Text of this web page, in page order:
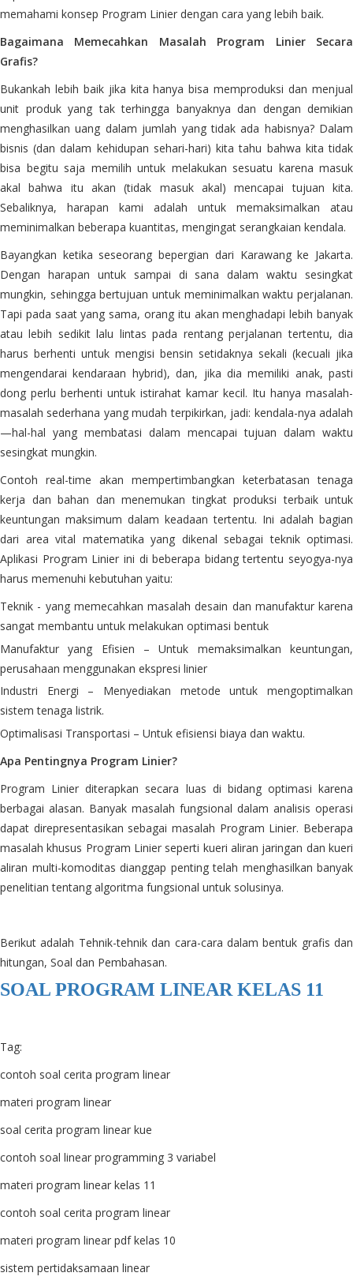
memahami konsep Program Linier dengan cara yang lebih baik.
Bagaimana Memecahkan Masalah Program Linier Secara
Grafis?
Bukankah lebih baik jika kita hanya bisa memproduksi dan menjual
unit produk yang tak terhingga banyaknya dan dengan demikian
menghasilkan uang dalam jumlah yang tidak ada habisnya? Dalam
bisnis (dan dalam kehidupan sehari-hari) kita tahu bahwa kita tidak
bisa begitu saja memilih untuk melakukan sesuatu karena masuk
akal bahwa itu akan (tidak masuk akal) mencapai tujuan kita.
Sebaliknya, harapan kami adalah untuk memaksimalkan atau
meminimalkan beberapa kuantitas, mengingat serangkaian kendala.
Bayangkan ketika seseorang bepergian dari Karawang ke Jakarta.
Dengan harapan untuk sampai di sana dalam waktu sesingkat
mungkin, sehingga bertujuan untuk meminimalkan waktu perjalanan.
Tapi pada saat yang sama, orang itu akan menghadapi lebih banyak
atau lebih sedikit lalu lintas pada rentang perjalanan tertentu, dia
harus berhenti untuk mengisi bensin setidaknya sekali (kecuali jika
mengendarai kendaraan hybrid), dan, jika dia memiliki anak, pasti
dong perlu berhenti untuk istirahat kamar kecil. Itu hanya masalah-
masalah sederhana yang mudah terpikirkan, jadi: kendala-nya adalah
—hal-hal yang membatasi dalam mencapai tujuan dalam waktu
sesingkat mungkin.
Contoh real-time akan mempertimbangkan keterbatasan tenaga
kerja dan bahan dan menemukan tingkat produksi terbaik untuk
keuntungan maksimum dalam keadaan tertentu. Ini adalah bagian
dari area vital matematika yang dikenal sebagai teknik optimasi.
Aplikasi Program Linier ini di beberapa bidang tertentu seyogya-nya
harus memenuhi kebutuhan yaitu:
Teknik - yang memecahkan masalah desain dan manufaktur karena
sangat membantu untuk melakukan optimasi bentuk
Manufaktur yang Efisien – Untuk memaksimalkan keuntungan,
perusahaan menggunakan ekspresi linier
Industri Energi – Menyediakan metode untuk mengoptimalkan
sistem tenaga listrik.
Optimalisasi Transportasi – Untuk efisiensi biaya dan waktu.
Apa Pentingnya Program Linier?
Program Linier diterapkan secara luas di bidang optimasi karena
berbagai alasan. Banyak masalah fungsional dalam analisis operasi
dapat direpresentasikan sebagai masalah Program Linier. Beberapa
masalah khusus Program Linier seperti kueri aliran jaringan dan kueri
aliran multi-komoditas dianggap penting telah menghasilkan banyak
penelitian tentang algoritma fungsional untuk solusinya.
Berikut adalah Tehnik-tehnik dan cara-cara dalam bentuk grafis dan
hitungan, Soal dan Pembahasan.
SOAL PROGRAM LINEAR KELAS 11
Tag:
contoh soal cerita program linear
materi program linear
soal cerita program linear kue
contoh soal linear programming 3 variabel
materi program linear kelas 11
contoh soal cerita program linear
materi program linear pdf kelas 10
sistem pertidaksamaan linear